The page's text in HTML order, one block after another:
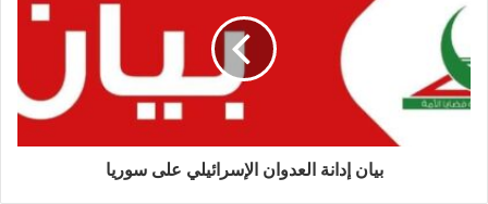
بيان إدانة العدوان الإسرائيلي على سوريا